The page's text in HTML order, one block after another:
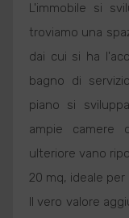
L'immobile si
troviamo una
dai cui si ha
bagno di
piano si
ampie camere
ulteriore vano
20 mq, ideale per
Il vero valore